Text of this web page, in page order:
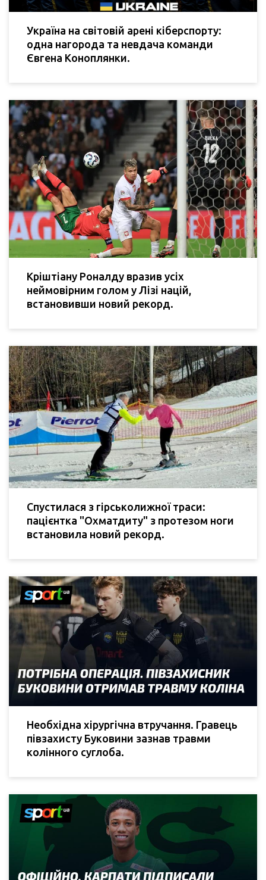
Україна на світовій арені кіберспорту:
одна нагорода та невдача команди
Євгена Коноплянки.
Кріштіану Роналду вразив усіх
неймовірним голом у Лізі націй,
встановивши новий рекорд.
Спустилася з гірськолижної траси:
пацієнтка "Охматдиту" з протезом ноги
встановила новий рекорд.
Необхідна хірургічна втручання. Гравець
півзахисту Буковини зазнав травми
колінного суглоба.